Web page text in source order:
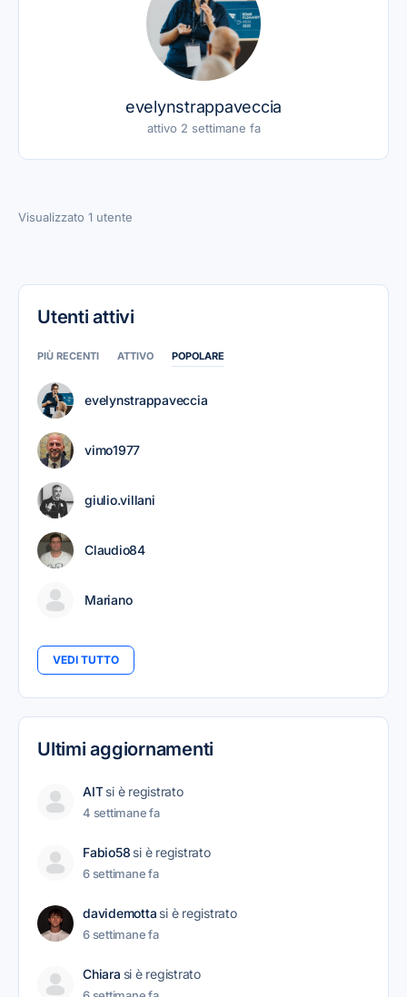
evelynstrappaveccia
attivo 2 settimane fa
Visualizzato 1 utente
Utenti attivi
PIÙ RECENTI ATTIVO POPOLARE
evelynstrappaveccia
vimo1977
giulio.villani
Claudio84
Mariano
VEDI TUTTO
Ultimi aggiornamenti
AIT si è registrato
4 settimane fa
Fabio58 si è registrato
6 settimane fa
davidemotta si è registrato
6 settimane fa
Chiara si è registrato